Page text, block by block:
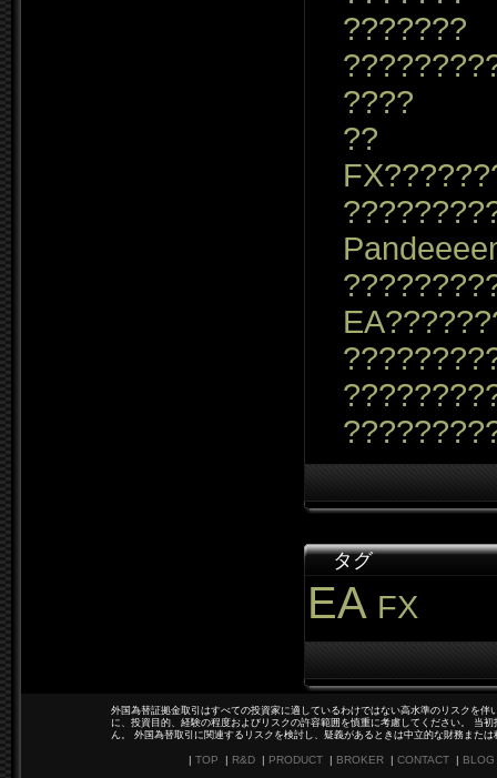
???????
????
??
タグ
EA FX
外国為替証拠金取引はすべての投資家に適しているわけではない高水準のリスクを
に、投資目的、経験の程度およびリスクの許容範囲を慎重に考慮してください。 当
ん。 外国為替取引に関連するリスクを検討し、疑義があるときは中立的な財務また
| TOP | R&D| PRODUCT| BROKER| CONTACT| BLOG